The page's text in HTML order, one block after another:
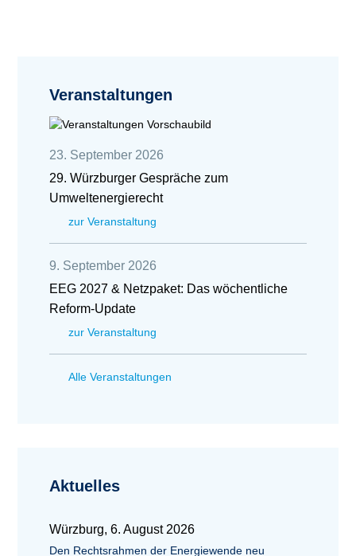
Veranstaltungen
23. September 2026
29. Würzburger Gespräche zum
Umweltenergierecht
zur Veranstaltung
9. September 2026
EEG 2027 & Netzpaket: Das wöchentliche
Reform-Update
zur Veranstaltung
Alle Veranstaltungen
Aktuelles
Würzburg, 6. August 2026
Den Rechtsrahmen der Energiewende neu